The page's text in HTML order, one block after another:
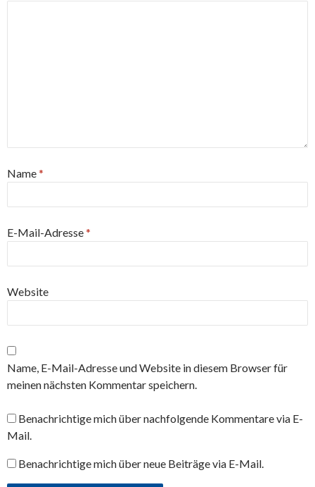
Name*
E-Mail-Adresse*
Website
Name, E-Mail-Adresse und Website in diesem Browser für
meinen nächsten Kommentar speichern.
Benachrichtige mich über nachfolgende Kommentare via E-
Mail.
Benachrichtige mich über neue Beiträge via E-Mail.